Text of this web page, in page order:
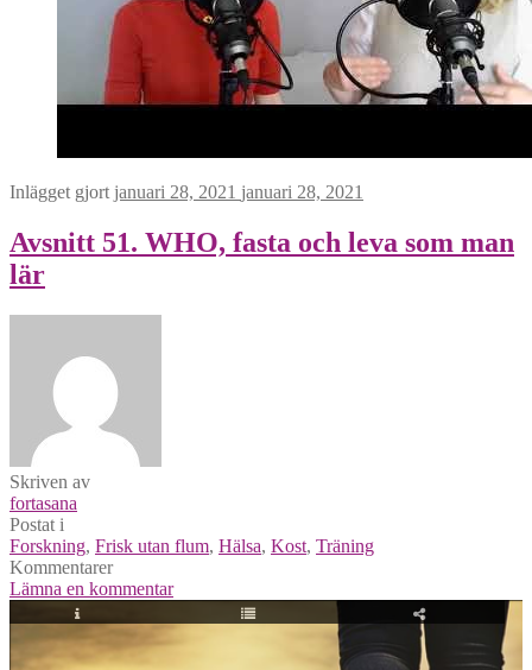
Inlägget gjort januari 28, 2021 januari 28, 2021
Avsnitt 51. WHO, fasta och leva som man
lär
Skriven av
fortasana
Postat i
Forskning, Frisk utan flum, Hälsa, Kost, Träning
Kommentarer
Lämna en kommentar